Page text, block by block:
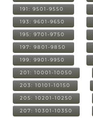
191: 9501-9550
193: 9601-9650
195: 9701-9750
197: 9801-9850
199: 9901-9950
201: 10001-10050
203: 10101-10150
205: 10201-10250
207: 10301-10350